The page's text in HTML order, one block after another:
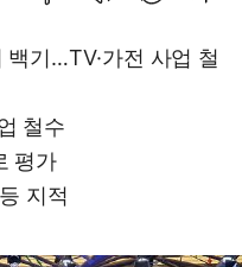
기…TV·가전 사업 철
철수
평가
지적